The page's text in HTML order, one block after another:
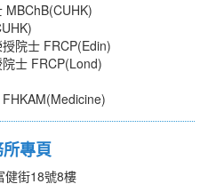
MBChB(CUHK)
院士 FRCP(Edin)
士 FRCP(Lond)
專頁
健街18號8樓